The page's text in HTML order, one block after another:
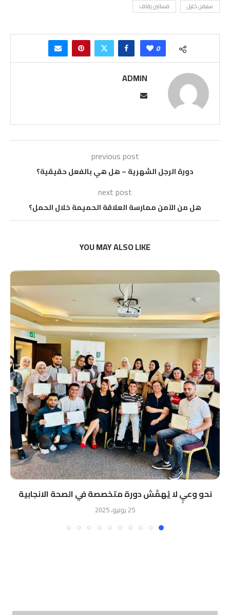
ستيفن خليل فساتين زفاف
0
ADMIN
previous post
دورة الرجل الشهرية – هل هي بالفعل حقيقية؟
next post
هل من الآمن ممارسة العلاقة الحميمة خلال الحمل؟
YOU MAY ALSO LIKE
نحو وعيٍ لا يُهمَّش دورة متخصصة في الصحة الانجابية
25 يونيو، 2025